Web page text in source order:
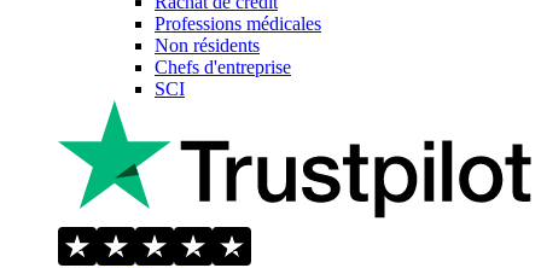
Professions médicales
Non résidents
Chefs d'entreprise
SCI